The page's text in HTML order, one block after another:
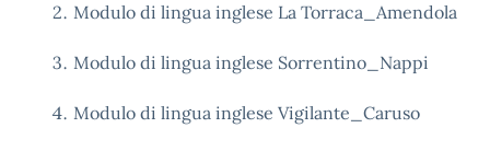
Modulo di lingua inglese La Torraca_Amendola
Modulo di lingua inglese Sorrentino_Nappi
Modulo di lingua inglese Vigilante_Caruso